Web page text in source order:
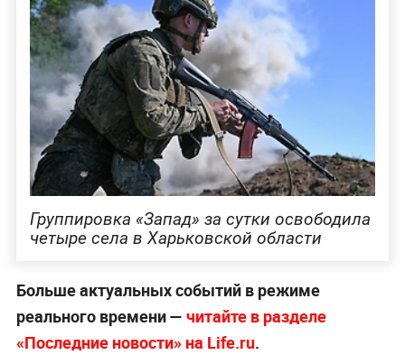
Группировка «Запад» за сутки освободила
четыре села в Харьковской области
Больше актуальных событий в режиме
реального времени — читайте в разделе
«Последние новости» на Life.ru.